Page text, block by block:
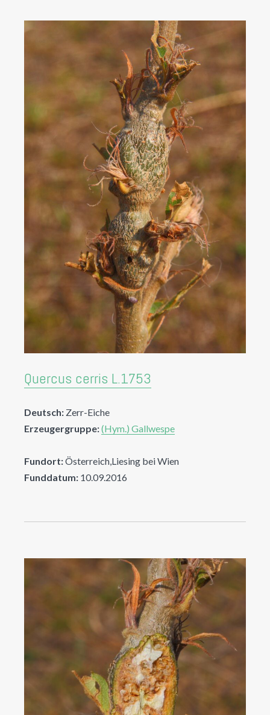
Quercus cerris L.1753
Deutsch: Zerr-Eiche
Erzeugergruppe:(Hym.) Gallwespe
Fundort:Österreich,Liesing bei Wien
Funddatum: 10.09.2016